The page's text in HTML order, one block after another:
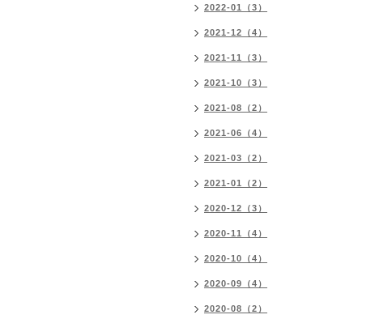
2022-01（3）
2021-12（4）
2021-11（3）
2021-10（3）
2021-08（2）
2021-06（4）
2021-03（2）
2021-01（2）
2020-12（3）
2020-11（4）
2020-10（4）
2020-09（4）
2020-08（2）